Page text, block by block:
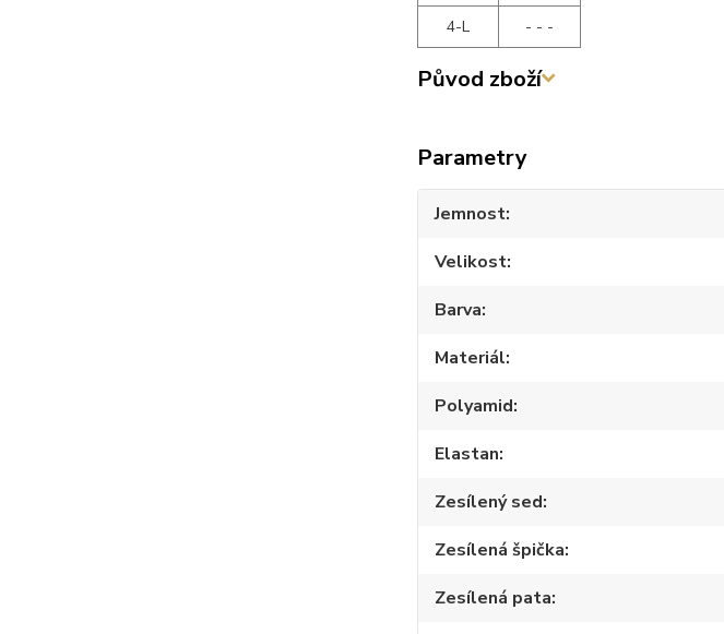
4-L
- - -
Původ zboží
Parametry
Jemnost
Velikost
Barva
Materiál
Polyamid
Elastan
Zesílený sed
Zesílená špička
Zesílená pata